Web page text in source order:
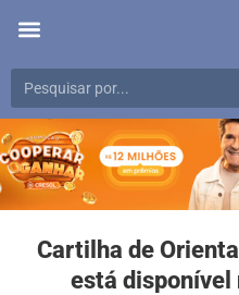
Cartilha de
está disponível